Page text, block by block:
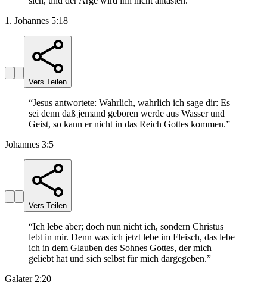
1. Johannes 5:18
Vers Teilen
“Jesus antwortete: Wahrlich, wahrlich ich sage dir: Es
sei denn daß jemand geboren werde aus Wasser und
Geist, so kann er nicht in das Reich Gottes kommen.”
Johannes 3:5
Vers Teilen
“Ich lebe aber; doch nun nicht ich, sondern Christus
lebt in mir. Denn was ich jetzt lebe im Fleisch, das lebe
ich in dem Glauben des Sohnes Gottes, der mich
geliebt hat und sich selbst für mich dargegeben.”
Galater 2:20